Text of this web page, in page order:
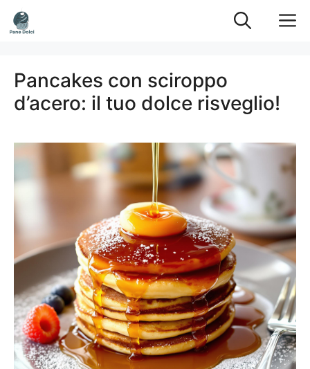
Vai
al
Pancakes con sciroppo
d’acero: il tuo dolce risveglio!